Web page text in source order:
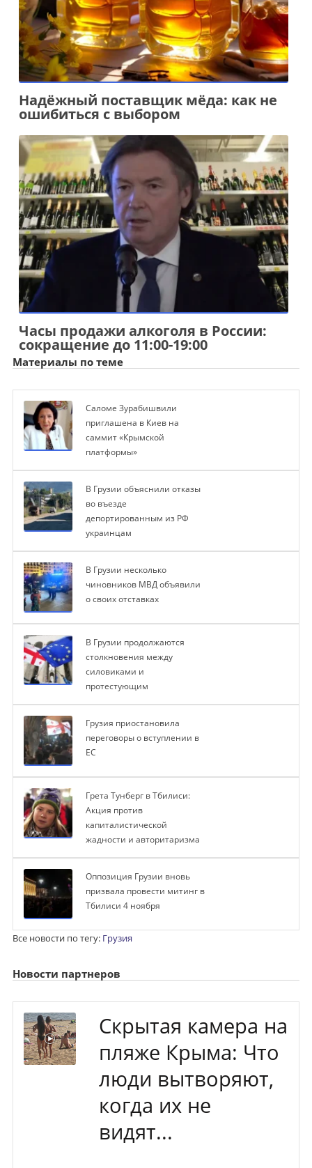
Надёжный поставщик мёда: как не
ошибиться с выбором
Часы продажи алкоголя в России:
сокращение до 11:00-19:00
Материалы по теме
Саломе Зурабишвили
приглашена в Киев на
саммит «Крымской
платформы»
В Грузии объяснили отказы
во въезде
депортированным из РФ
украинцам
В Грузии несколько
чиновников МВД объявили
о своих отставках
В Грузии продолжаются
столкновения между
силовиками и
протестующим
Грузия приостановила
переговоры о вступлении в
ЕС
Грета Тунберг в Тбилиси:
Акция против
капиталистической
жадности и авторитаризма
Оппозиция Грузии вновь
призвала провести митинг в
Тбилиси 4 ноября
Все новости по тегу: Грузия
Новости партнеров
Скрытая камера на
пляже Крыма: Что
люди вытворяют,
когда их не
видят...